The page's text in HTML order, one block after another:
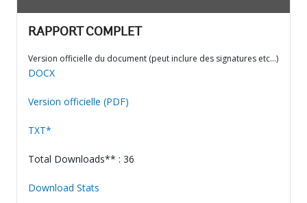
RAPPORT COMPLET
Version officielle du document (peut inclure des signatures etc…)
DOCX
Version officielle (PDF)
TXT*
Total Downloads** : 36
Download Stats